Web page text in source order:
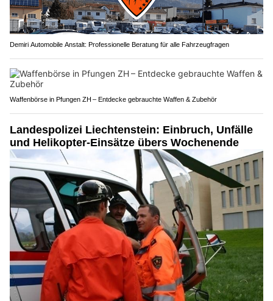
Demiri Automobile Anstalt: Professionelle Beratung für alle Fahrzeugfragen
Waffenbörse in Pfungen ZH – Entdecke gebrauchte Waffen & Zubehör
Landespolizei Liechtenstein: Einbruch, Unfälle
und Helikopter-Einsätze übers Wochenende